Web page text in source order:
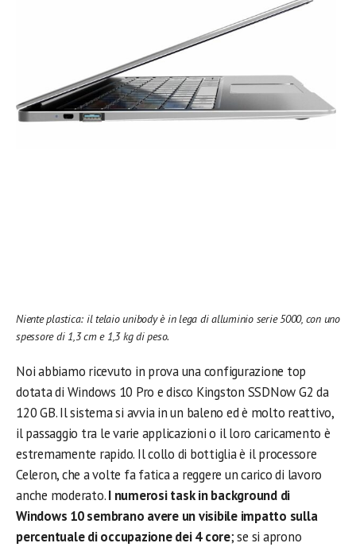
Niente plastica: il telaio unibody è in lega di alluminio serie 5000, con uno
spessore di 1,3 cm e 1,3 kg di peso.
Noi abbiamo ricevuto in prova una configurazione top
dotata di Windows 10 Pro e disco Kingston SSDNow G2 da
120 GB. Il sistema si avvia in un baleno ed è molto reattivo,
il passaggio tra le varie applicazioni o il loro caricamento è
estremamente rapido. Il collo di bottiglia è il processore
Celeron, che a volte fa fatica a reggere un carico di lavoro
anche moderato.I numerosi task in background di
Windows 10 sembrano avere un visibile impatto sulla
percentuale di occupazione dei 4 core; se si aprono